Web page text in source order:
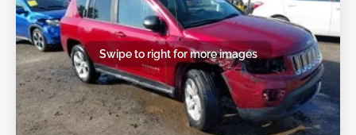
Swipe to right for more images